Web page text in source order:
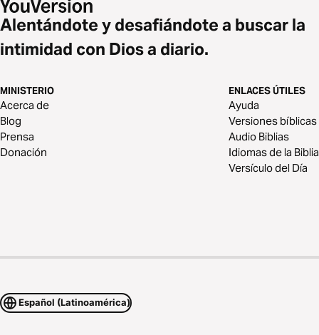
Alentándote y desafiándote a buscar la
intimidad con Dios a diario.
MINISTERIO
Acerca de
Blog
Prensa
Donación
ENLACES ÚTILES
Ayuda
Versiones bíblicas
Audio Biblias
Idiomas de la Biblia
Versículo del Día
Español (Latinoamérica)